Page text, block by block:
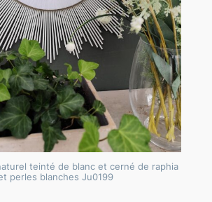
teinté de blanc et cerné de raphia
perles blanches Ju0199